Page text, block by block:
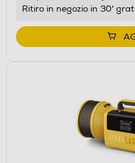
Ritiro in negozio in 30'